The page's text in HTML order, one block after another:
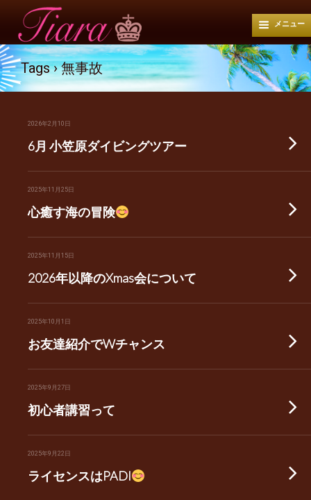
メニュー
Tags › 無事故
2026年2月10日
6月 小笠原ダイビングツアー
2025年11月25日
心癒す海の冒険
2025年11月15日
2026年以降のXmas会について
2025年10月1日
お友達紹介でWチャンス
2025年9月27日
初心者講習って
2025年9月22日
ライセンスはPADI